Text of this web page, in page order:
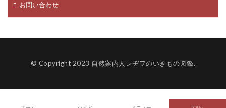
お問い合わせ
© Copyright 2023 自然案内人レヂヲのいきもの図鑑.